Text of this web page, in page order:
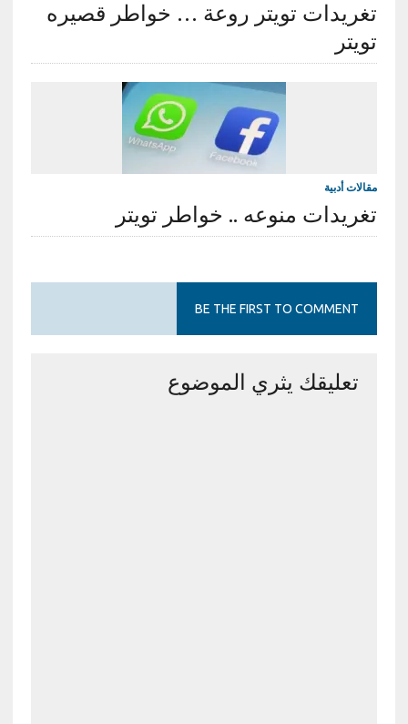
تغريدات تويتر روعة … خواطر قصيره
تويتر
مقالات أدبية
تغريدات منوعه .. خواطر تويتر
BE THE FIRST TO COMMENT
تعليقك يثري الموضوع